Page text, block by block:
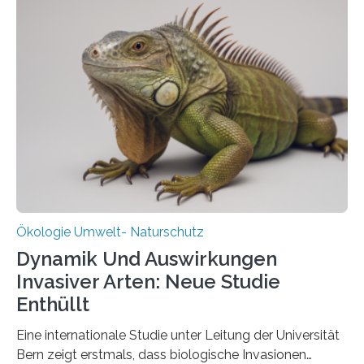
heutigen Donnerstag übergeben sie ihren Bericht zur
Aufbauphase an den Auftraggeber, das
Bundesministerium für Landwirtschaft, Ernährung und
Heimat. Braunschweig/Eberswalde (23. Oktober 2025).
Ein Netz aus 155 Messstationen spannt sich neuerdings
über Deutschlands Moorböden. Eingerichtet wurden sie
in den vergangenen fünf Jahren von
Wissenschaftlerinnen und Wissenschaftlern des
Thünen-Instituts für Agrarklimaschutz…
Ökologie Umwelt- Naturschutz
Dynamik Und Auswirkungen
Invasiver Arten: Neue Studie
Enthüllt
Eine internationale Studie unter Leitung der Universität
Bern zeigt erstmals, dass biologische Invasionen